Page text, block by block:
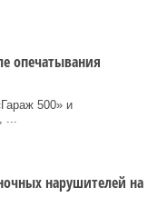
опечатывания
500» и
нарушителей на